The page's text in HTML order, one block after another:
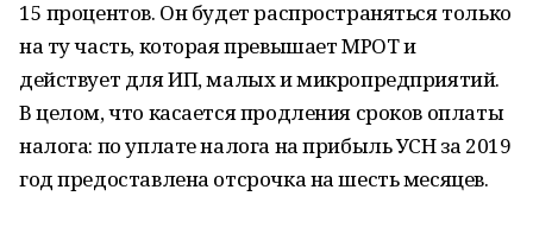
15 процентов. Он будет распространяться только
на ту часть, которая превышает МРОТ и
действует для ИП, малых и микропредприятий.
В целом, что касается продления сроков оплаты
налога: по уплате налога на прибыль УСН за 2019
год предоставлена отсрочка на шесть месяцев.